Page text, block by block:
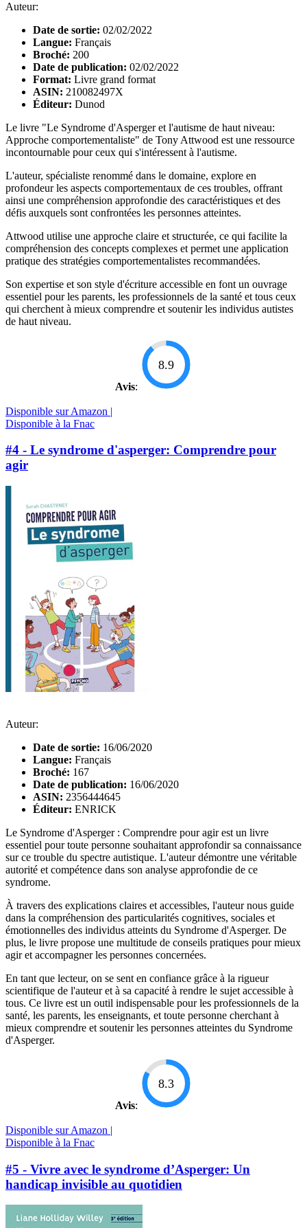
Auteur:
Date de sortie: 02/02/2022
Langue: Français
Broché: 200
Date de publication: 02/02/2022
Format: Livre grand format
ASIN: 210082497X
Éditeur: Dunod
Le livre "Le Syndrome d'Asperger et l'autisme de haut niveau:
Approche comportementaliste" de Tony Attwood est une ressource
incontournable pour ceux qui s'intéressent à l'autisme.
L'auteur, spécialiste renommé dans le domaine, explore en
profondeur les aspects comportementaux de ces troubles, offrant
ainsi une compréhension approfondie des caractéristiques et des
défis auxquels sont confrontées les personnes atteintes.
Attwood utilise une approche claire et structurée, ce qui facilite la
compréhension des concepts complexes et permet une application
pratique des stratégies comportementalistes recommandées.
Son expertise et son style d'écriture accessible en font un ouvrage
essentiel pour les parents, les professionnels de la santé et tous ceux
qui cherchent à mieux comprendre et soutenir les individus autistes
de haut niveau.
Avis:
8.9
Disponible sur Amazon |
Disponible à la Fnac
#4 - Le syndrome d'asperger: Comprendre pour
agir
Auteur:
Date de sortie: 16/06/2020
Langue: Français
Broché: 167
Date de publication: 16/06/2020
ASIN: 2356444645
Éditeur: ENRICK
Le Syndrome d'Asperger : Comprendre pour agir est un livre
essentiel pour toute personne souhaitant approfondir sa connaissance
sur ce trouble du spectre autistique. L'auteur démontre une véritable
autorité et compétence dans son analyse approfondie de ce
syndrome.
À travers des explications claires et accessibles, l'auteur nous guide
dans la compréhension des particularités cognitives, sociales et
émotionnelles des individus atteints du Syndrome d'Asperger. De
plus, le livre propose une multitude de conseils pratiques pour mieux
agir et accompagner les personnes concernées.
En tant que lecteur, on se sent en confiance grâce à la rigueur
scientifique de l'auteur et à sa capacité à rendre le sujet accessible à
tous. Ce livre est un outil indispensable pour les professionnels de la
santé, les parents, les enseignants, et toute personne cherchant à
mieux comprendre et soutenir les personnes atteintes du Syndrome
d'Asperger.
Avis:
8.3
Disponible sur Amazon |
Disponible à la Fnac
#5 - Vivre avec le syndrome d’Asperger: Un
handicap invisible au quotidien